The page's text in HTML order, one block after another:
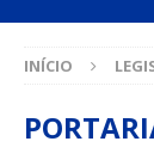
INÍCIO